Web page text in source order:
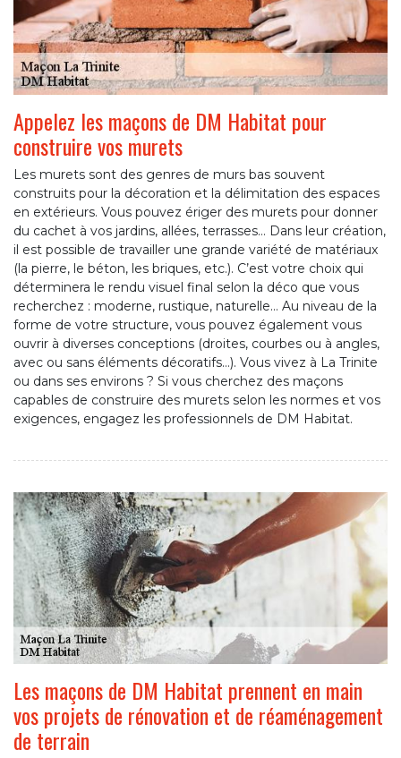
Appelez les maçons de DM Habitat pour
construire vos murets
Les murets sont des genres de murs bas souvent
construits pour la décoration et la délimitation des espaces
en extérieurs. Vous pouvez ériger des murets pour donner
du cachet à vos jardins, allées, terrasses… Dans leur création,
il est possible de travailler une grande variété de matériaux
(la pierre, le béton, les briques, etc.). C’est votre choix qui
déterminera le rendu visuel final selon la déco que vous
recherchez : moderne, rustique, naturelle… Au niveau de la
forme de votre structure, vous pouvez également vous
ouvrir à diverses conceptions (droites, courbes ou à angles,
avec ou sans éléments décoratifs…). Vous vivez à La Trinite
ou dans ses environs ? Si vous cherchez des maçons
capables de construire des murets selon les normes et vos
exigences, engagez les professionnels de DM Habitat.
Les maçons de DM Habitat prennent en main
vos projets de rénovation et de réaménagement
de terrain